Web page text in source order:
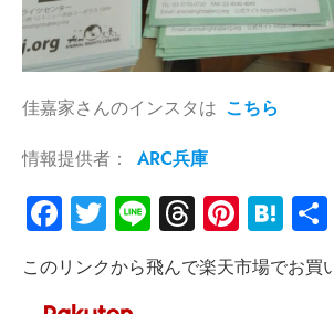
佳嘉家さんのインスタは こちら
情報提供者： ARC兵庫
Facebook
Twitter
LineThreads
このリンクから飛んで楽天市場でお買